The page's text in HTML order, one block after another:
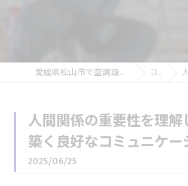
愛媛県松山市で空調設備工事の求人なら株式会社DISTANCE コラム 人
人間関係の重要性を理
築く良好なコミュニケー
2025/06/25